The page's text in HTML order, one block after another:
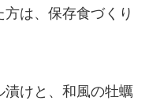
は、保存食づくり
漬けと、和風の牡蠣